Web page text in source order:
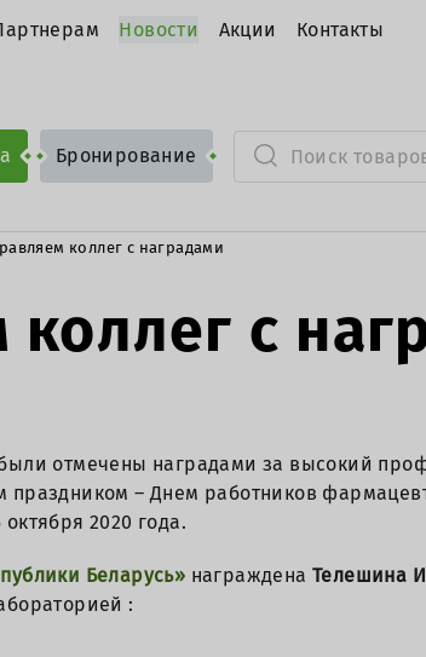
Новости Акции Контакты
Бронирование
коллег с наградами
с
отмечены наградами за высокий
– Днем работников
2020 года.
Беларусь» награжденаТелешина
: